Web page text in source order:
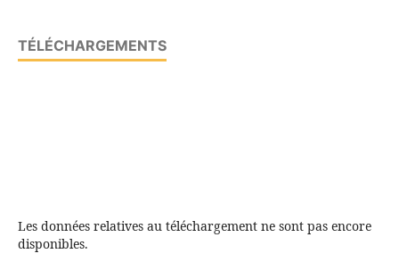
TÉLÉCHARGEMENTS
Les données relatives au téléchargement ne sont pas encore
disponibles.